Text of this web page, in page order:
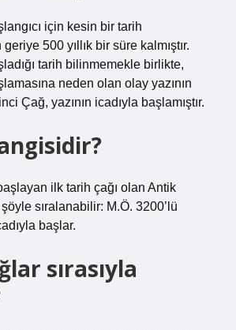
için kesin bir tarih
500 yıllık bir süre kalmıştır.
tarih bilinmemekle birlikte,
neden olan olay yazının
Çağ, yazının icadıyla başlamıştır.
ilk tarih çağı olan Antik
sıralanabilir: M.Ö. 3200’lü
başlar.
sırasıyla